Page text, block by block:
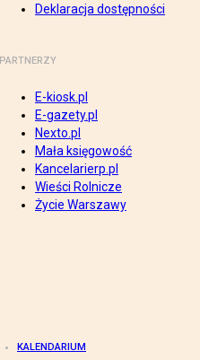
Deklaracja dostępności
PARTNERZY
E-kiosk.pl
E-gazety.pl
Nexto.pl
Mała księgowość
Kancelarierp.pl
Wieści Rolnicze
Życie Warszawy
KALENDARIUM